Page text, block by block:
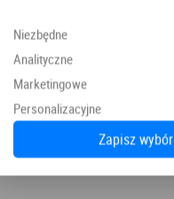
Niezbędne
Analityczne
Marketingowe
Personalizacyjne
Zapisz wybór